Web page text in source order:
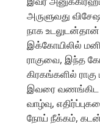
அருளுவது
நாக
இக்கோயிலில்
ராகுவை, இந்த
கிரகங்களில்
இவரை வணங்கிட
வாழ்வு,
நோய் நீக்கம்,